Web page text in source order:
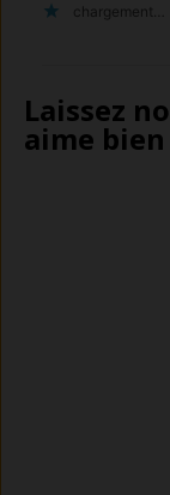
chargement…
Laissez
aime bien